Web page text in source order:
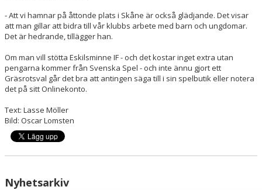
- Att vi hamnar på åttonde plats i Skåne är också glädjande. Det visar
att man gillar att bidra till vår klubbs arbete med barn och ungdomar.
Det är hedrande, tillägger han.
Om man vill stötta Eskilsminne IF - och det kostar inget extra utan
pengarna kommer från Svenska Spel - och inte ännu gjort ett
Gräsrotsval går det bra att antingen säga till i sin spelbutik eller notera
det på sitt Onlinekonto.
Text: Lasse Möller
Bild: Oscar Lomsten
Nyhetsarkiv